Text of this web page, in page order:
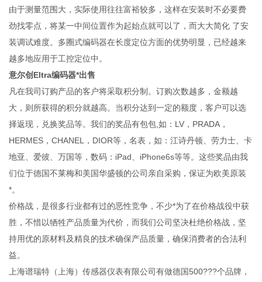
由于测量范围大，实际使用往往富裕较多，这样在安装时不必要费
劲找零点，将某一中间位置作为起始点就可以了，而大大简化 了安
装调试难度。多圈式编码器在长度定位方面的优势明显，已经越来
越多地应用于工控定位中。
意尔创Eltra编码器*出售
凡在我司订购产品的客户将采取积分制。订购次数越多，金额越
大，则所获得的积分就越高。当积分达到一定的额度，客户可以选
择返现，兑换奖品等。我们的奖品有包包,如：LV，PRADA，
HERMES，CHANEL，DIOR等，名表，如：江诗丹顿、劳力士、卡
地亚、爱彼、万国等，数码：iPad、iPhone6s等等。这些奖品由我
们位于德国不莱梅和美国华盛顿的公司亲自采购，保证为欧美原装
*。
价格战，是很多行业都有过的恶性竞争，不少*为了在价格战役中获
胜，不惜以牺牲产品质量为代价，而我们公司坚决杜绝价格战，坚
持用优的原材料及精良的技术确保产品质量，确保消费者的合法利
益。
上海谱瑞特（上海）传感器仪表有限公司有做德国500???个品牌，